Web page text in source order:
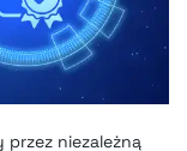
niezależną